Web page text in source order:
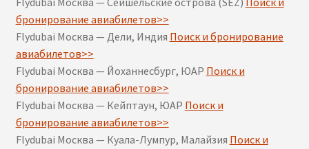
бронирование авиабилетов>>
Flydubai Москва — Дели, Индия Поиск и бронирование
авиабилетов>>
Flydubai Москва — Йоханнесбург, ЮАР Поиск и
бронирование авиабилетов>>
Flydubai Москва — Кейптаун, ЮАР Поиск и
бронирование авиабилетов>>
Flydubai Москва — Куала-Лумпур, Малайзия Поиск и